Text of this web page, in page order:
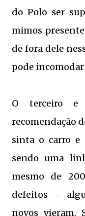
do Polo ser
mimos
de fora dele
pode
O terceiro
recomendação
sinta o carro e
sendo uma
mesmo de
defeitos -
novos vieram.